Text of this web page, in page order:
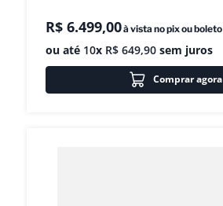
R$ 6.499,00à vista no pix ou boleto
ou até 10x R$ 649,90 sem juros
Comprar agora